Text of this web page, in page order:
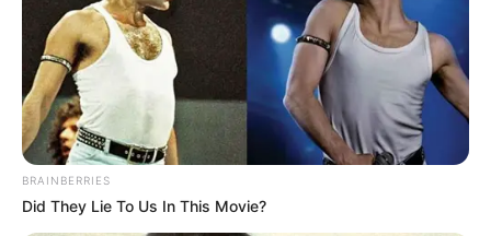
BRAINBERRIES
Did They Lie To Us In This Movie?